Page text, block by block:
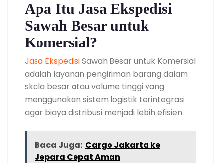
Apa Itu Jasa Ekspedisi
Sawah Besar untuk
Komersial?
Jasa EkspedisiSawah Besar untuk Komersial
adalah layanan pengiriman barang dalam
skala besar atau volume tinggi yang
menggunakan sistem logistik terintegrasi
agar biaya distribusi menjadi lebih efisien.
Baca Juga: Cargo Jakarta ke
Jepara Cepat Aman